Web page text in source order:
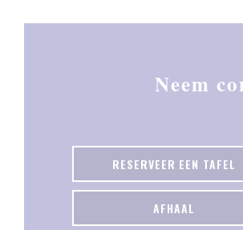
Neem
RESERVEER EEN TAFEL
AFHAAL